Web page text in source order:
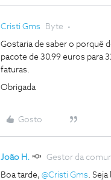
Cristi Gms Byte
Gostaria de saber o porquê
pacote de 30.99 euros para
faturas.
Obrigada
Gosto
João H. Gestor da
Boa tarde, ​ @Cristi Gms.